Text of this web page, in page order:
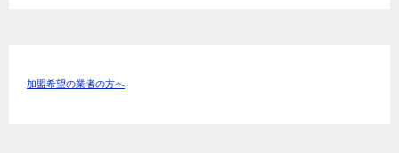
加盟希望の業者の方へ